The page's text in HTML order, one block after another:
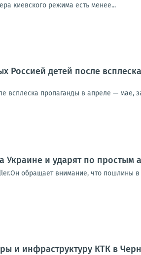
киевского режима есть менее...
детей после
всплеска пропаганды в апреле — мае,
Украине и ударят по простым
обращает внимание, что пошлины в
и инфраструктуру КТК в